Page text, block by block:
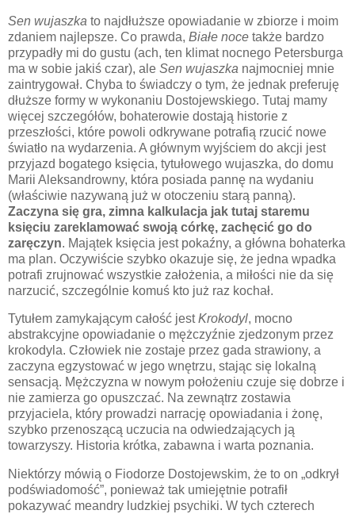
Sen wujaszka to najdłuższe opowiadanie w zbiorze i moim
zdaniem najlepsze. Co prawda, Białe noce także bardzo
przypadły mi do gustu (ach, ten klimat nocnego Petersburga
ma w sobie jakiś czar), ale Sen wujaszka najmocniej mnie
zaintrygował. Chyba to świadczy o tym, że jednak preferuję
dłuższe formy w wykonaniu Dostojewskiego. Tutaj mamy
więcej szczegółów, bohaterowie dostają historie z
przeszłości, które powoli odkrywane potrafią rzucić nowe
światło na wydarzenia. A głównym wyjściem do akcji jest
przyjazd bogatego księcia, tytułowego wujaszka, do domu
Marii Aleksandrowny, która posiada pannę na wydaniu
(właściwie nazywaną już w otoczeniu starą panną).
Zaczyna się gra, zimna kalkulacja jak tutaj staremu
księciu zareklamować swoją córkę, zachęcić go do
zaręczyn. Majątek księcia jest pokaźny, a główna bohaterka
ma plan. Oczywiście szybko okazuje się, że jedna wpadka
potrafi zrujnować wszystkie założenia, a miłości nie da się
narzucić, szczególnie komuś kto już raz kochał.
Tytułem zamykającym całość jestKrokodyl, mocno
abstrakcyjne opowiadanie o mężczyźnie zjedzonym przez
krokodyla. Człowiek nie zostaje przez gada strawiony, a
zaczyna egzystować w jego wnętrzu, stając się lokalną
sensacją. Mężczyzna w nowym położeniu czuje się dobrze i
nie zamierza go opuszczać. Na zewnątrz zostawia
przyjaciela, który prowadzi narrację opowiadania i żonę,
szybko przenoszącą uczucia na odwiedzających ją
towarzyszy. Historia krótka, zabawna i warta poznania.
Niektórzy mówią o Fiodorze Dostojewskim, że to on „odkrył
podświadomość”, ponieważ tak umiejętnie potrafił
pokazywać meandry ludzkiej psychiki. W tych czterech